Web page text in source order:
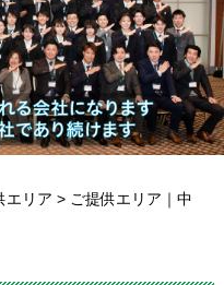
エリア > ご提供エリア｜中